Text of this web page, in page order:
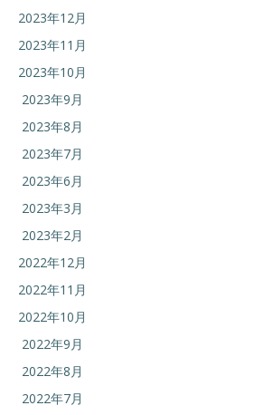
2023年12月
2023年11月
2023年10月
2023年9月
2023年8月
2023年7月
2023年6月
2023年3月
2023年2月
2022年12月
2022年11月
2022年10月
2022年9月
2022年8月
2022年7月